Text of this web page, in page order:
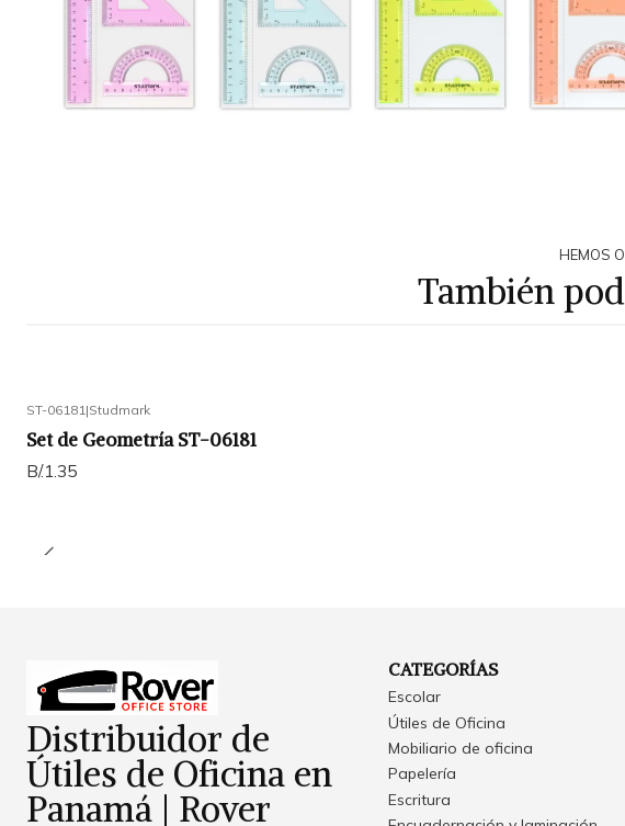
HEMOS
También
ST-06181 |Studmark
Set de Geometría ST-06181
B/.1.35
Distribuidor de
Útiles de Oficina en
Panamá | Rover
CATEGORÍAS
Escolar
Útiles de Oficina
Mobiliario de oficina
Papelería
Escritura